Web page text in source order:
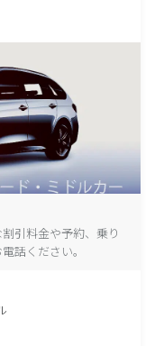
引料金や予約、乗り
話ください。